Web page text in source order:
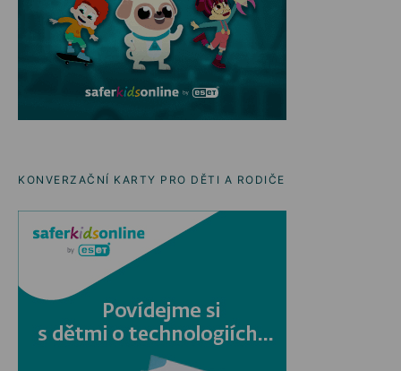
KONVERZAČNÍ KARTY PRO DĚTI A RODIČE